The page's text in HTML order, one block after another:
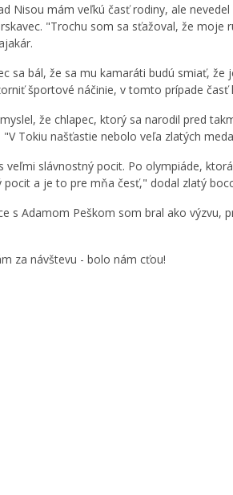
Nisou mám veľkú časť rodiny, ale
"Trochu som sa sťažoval, že
sa bál, že sa mu kamaráti budú smiať,
športové náčinie, v tomto prípade
že chlapec, ktorý sa narodil pred
"V Tokiu našťastie nebolo veľa zlatých
veľmi slávnostný pocit. Po olympiáde,
pocit a je to pre mňa česť," dodal zlatý
s Adamom Peškom som bral ako výzvu,
za návštevu - bolo nám cťou!